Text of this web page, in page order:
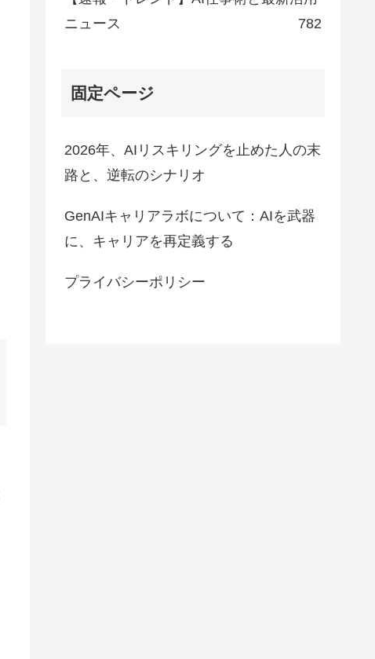
ニュース
782
固定ページ
2026年、AIリスキリングを止めた人の末
路と、逆転のシナリオ
GenAIキャリアラボについて：AIを武器
に、キャリアを再定義する
プライバシーポリシー